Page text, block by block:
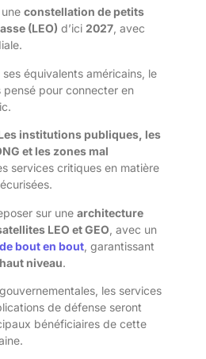
constellation de petits
(LEO) d’ici 2027, avec
équivalents américains, le
pensé pour connecter en
institutions publiques, les
et les zones mal
services critiques en matière
sur une architecture
LEO et GEO , avec un
bout en bout , garantissant
niveau.
les services
de défense seront
bénéficiaires de cette